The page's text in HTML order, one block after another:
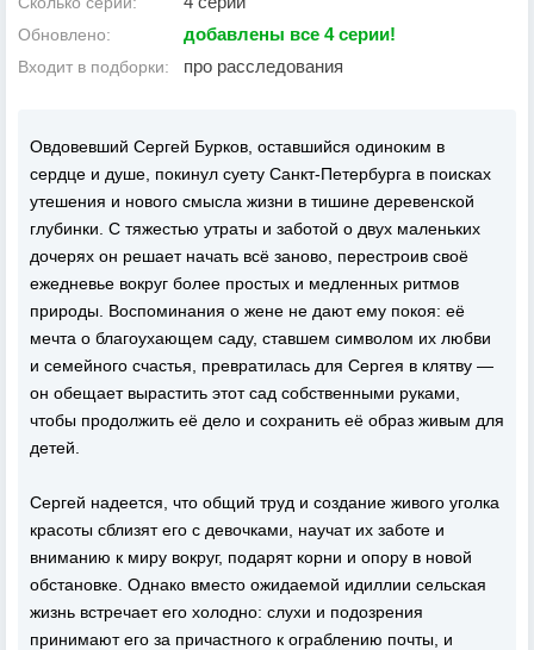
Обновлено: добавлены все 4 серии!
Входит в подборки: про расследования
Овдовевший Сергей Бурков, оставшийся одиноким в
сердце и душе, покинул суету Санкт‑Петербурга в поисках
утешения и нового смысла жизни в тишине деревенской
глубинки. С тяжестью утраты и заботой о двух маленьких
дочерях он решает начать всё заново, перестроив своё
ежедневье вокруг более простых и медленных ритмов
природы. Воспоминания о жене не дают ему покоя: её
мечта о благоухающем саду, ставшем символом их любви
и семейного счастья, превратилась для Сергея в клятву —
он обещает вырастить этот сад собственными руками,
чтобы продолжить её дело и сохранить её образ живым для
детей.
Сергей надеется, что общий труд и создание живого уголка
красоты сблизят его с девочками, научат их заботе и
вниманию к миру вокруг, подарят корни и опору в новой
обстановке. Однако вместо ожидаемой идиллии сельская
жизнь встречает его холодно: слухи и подозрения
принимают его за причастного к ограблению почты, и